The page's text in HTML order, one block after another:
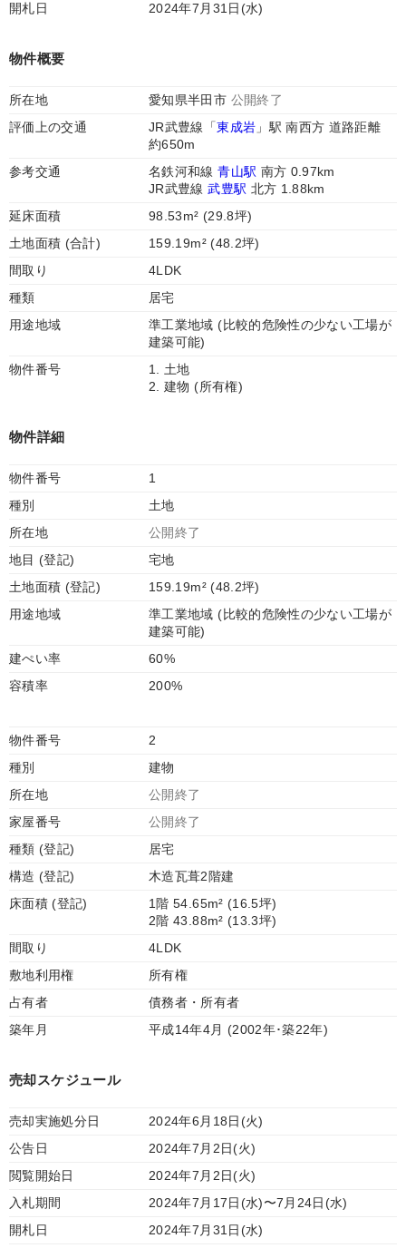
開札日
2024年7月31日(水)
物件概要
所在地 愛知県半田市 公開終了
評価上の交通
JR武豊線「東成岩 」駅 南西方 道路距離
約650m
参考交通
名鉄河和線青山駅 南方 0.97km
JR武豊線武豊駅 北方 1.88km
延床面積
98.53m² (29.8坪)
土地面積 (合計)
159.19m² (48.2坪)
間取り
4LDK
種類
居宅
用途地域
準工業地域 (比較的危険性の少ない工場が
建築可能)
物件番号
1. 土地
2. 建物 (所有権)
物件詳細
物件番号
1
種別
土地
所在地
公開終了
地目 (登記)
宅地
土地面積 (登記)
159.19m² (48.2坪)
用途地域
準工業地域 (比較的危険性の少ない工場が
建築可能)
建ぺい率
60%
容積率
200%
物件番号
2
種別
建物
所在地
公開終了
家屋番号
公開終了
種類 (登記)
居宅
構造 (登記)
木造瓦葺2階建
床面積 (登記)
1階 54.65m² (16.5坪)
2階 43.88m² (13.3坪)
間取り
4LDK
敷地利用権
所有権
占有者
債務者・所有者
築年月
平成14年4月 (2002年･築22年)
売却スケジュール
売却実施処分日
2024年6月18日(火)
公告日
2024年7月2日(火)
閲覧開始日
2024年7月2日(火)
入札期間
2024年7月17日(水)〜7月24日(水)
開札日
2024年7月31日(水)